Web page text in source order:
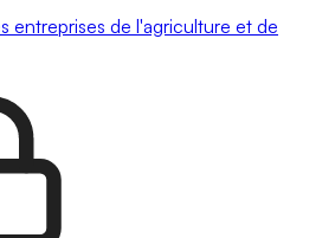
entreprises de l'agriculture et de